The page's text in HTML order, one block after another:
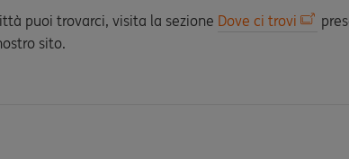
puoi trovarci, visita la sezione Dove ci trovi
sito.